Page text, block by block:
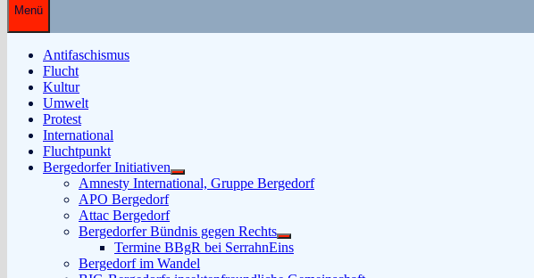
Menü
Antifaschismus
Flucht
Kultur
Umwelt
Protest
International
Fluchtpunkt
Bergedorfer Initiativen
Untermenü
anzeigen
Amnesty International, Gruppe Bergedorf
APO Bergedorf
Attac Bergedorf
Bergedorfer Bündnis gegen Rechts
Untermenü
anzeigen
Termine BBgR bei SerrahnEins
Bergedorf im Wandel